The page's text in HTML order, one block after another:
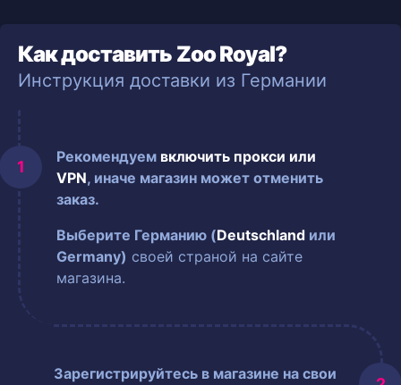
Как доставить Zoo Royal?
Инструкция доставки из Германии
Рекомендуем включить прокси или
VPN, иначе магазин может отменить
заказ.
Выберите Германию (Deutschland или
Germany) своей страной на сайте
магазина.
Зарегистрируйтесь в магазине на свои